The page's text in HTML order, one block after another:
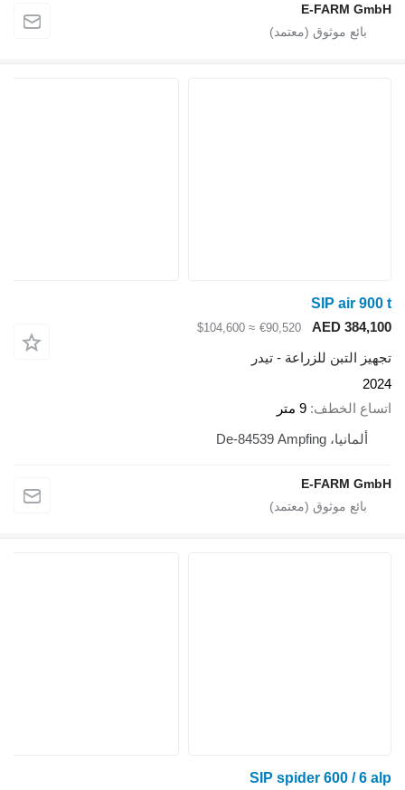
E-FARM GmbH
SIP air 900 t
AED 384,100
€90,520
≈ $104,600
تجهيز التبن للزراعة - تيدر
2024
اتساع الخطف 9 متر
ألمانيا، De-84539 Ampfing
E-FARM GmbH
SIP spider 600 / 6 alp